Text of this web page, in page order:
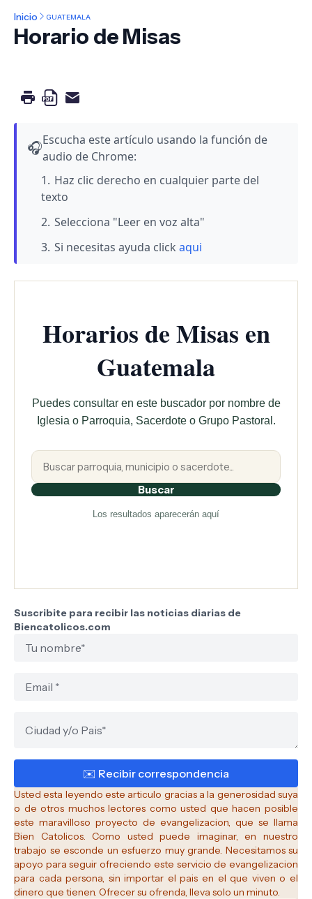
Inicio GUATEMALA
Horario de Misas
🎧Escucha este artículo usando la función de
audio de Chrome:
Haz clic derecho en cualquier parte del
texto
Selecciona "Leer en voz alta"
Si necesitas ayuda click aqui
Horarios de Misas en
Guatemala
Puedes consultar en este buscador por nombre de
Iglesia o Parroquia, Sacerdote o Grupo Pastoral.
Buscar
Los resultados aparecerán aquí
Suscribite para recibir las noticias diarias de
Biencatolicos.com
Usted esta leyendo este articulo gracias a la generosidad suya
o de otros muchos lectores como usted que hacen posible
este maravilloso proyecto de evangelizacion, que se llama
Bien Catolicos.Como usted puede imaginar, en nuestro
trabajo se esconde un esfuerzo muy grande. Necesitamos su
apoyo para seguir ofreciendo este servicio de evangelizacion
para cada persona, sin importar el pais en el que viven o el
dinero que tienen. Ofrecer su ofrenda, lleva solo un minuto.